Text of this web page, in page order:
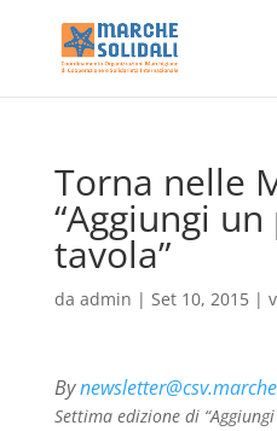
Torna nelle
“Aggiungi
tavola”
da admin | Set 10, 2015|
By
Settima edizione di